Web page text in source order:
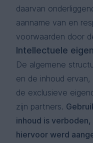
daarvan
aanname van en
voorwaarden door
Intellectuele
De algemene
en de inhoud
de exclusieve
zijn partners.
inhoud is
hiervoor werd